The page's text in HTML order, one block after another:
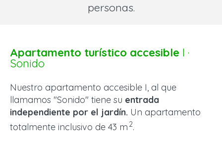
personas.
Apartamento turístico accesible I ·
Sonido
Nuestro apartamento accesible I, al que
llamamos "Sonido" tiene su entrada
independiente por el jardín. Un apartamento
totalmente inclusivo de 43 m 2.